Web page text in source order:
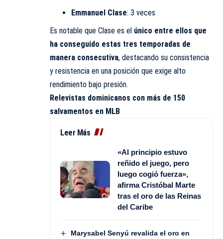
Emmanuel Clase: 3 veces
Es notable que Clase es el único entre ellos que
ha conseguido estas tres temporadas de
manera consecutiva, destacando su consistencia
y resistencia en una posición que exige alto
rendimiento bajo presión.
Relevistas dominicanos con más de 150
salvamentos en MLB
Leer Más
«Al principio estuvo
reñido el juego, pero
luego cogió fuerza»,
afirma Cristóbal Marte
tras el oro de las Reinas
del Caribe
Marysabel Senyú revalida el oro en